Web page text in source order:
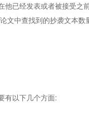
他已经发表或者被接受之
文中查找到的抄袭文本数
有以下几个方面: